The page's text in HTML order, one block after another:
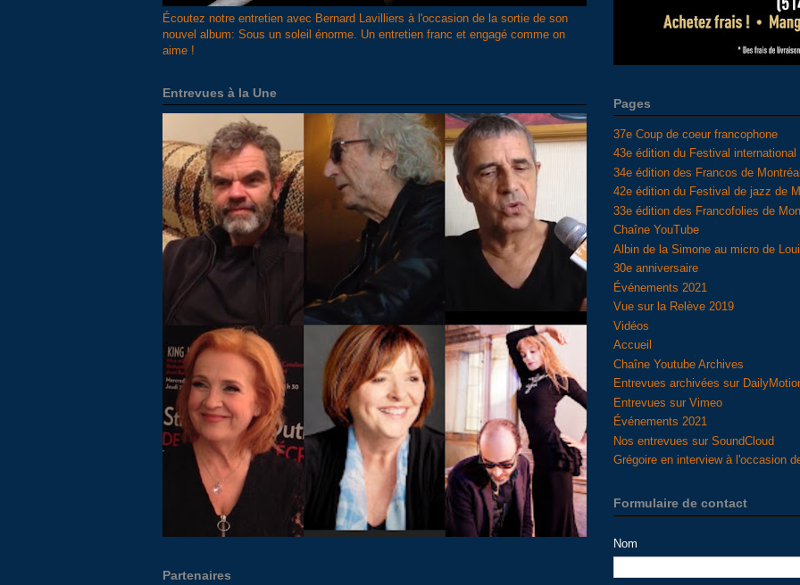
Écoutez notre entretien avec Bernard Lavilliers à l'occasion de la sortie de son
nouvel album: Sous un soleil énorme. Un entretien franc et engagé comme on
aime !
Entrevues à la Une
Partenaires
Pages
37e Coup de coeur francophone
43e édition du Festival
34e édition des Francos de Montréal
42e édition du Festival de jazz de
33e édition des Francofolies de
Chaîne YouTube
Albin de la Simone au micro de
30e anniversaire
Événements 2021
Vue sur la Relève 2019
Vidéos
Accueil
Chaîne Youtube Archives
Entrevues archivées sur
Entrevues sur Vimeo
Événements 2021
Nos entrevues sur SoundCloud
Grégoire en interview à l'occasion
Formulaire de contact
Nom